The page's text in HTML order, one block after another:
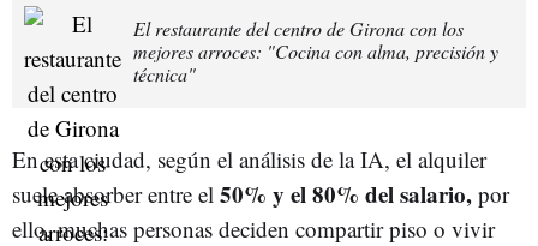
El restaurante del centro de Girona con los
mejores arroces: "Cocina con alma, precisión y
técnica"
En esta ciudad, según el análisis de la IA, el alquiler
suele absorber entre el 50% y el 80% del salario, por
ello, muchas personas deciden compartir piso o vivir